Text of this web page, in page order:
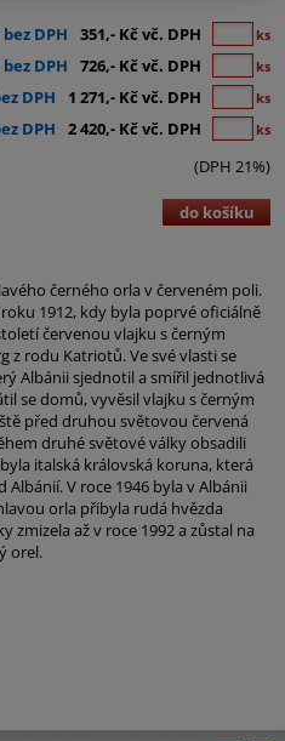
DPH 351,- Kč vč. DPH ks
DPH 726,- Kč vč. DPH ks
DPH 1 271,- Kč vč. DPH ks
DPH 2 420,- Kč vč. DPH ks
(DPH 21%)
do košíku
černého orla v červeném poli.
1912, kdy byla poprvé oficiálně
červenou vlajku s černým
z rodu Katriotů. Ve své vlasti se
Albánii sjednotil a smířil jednotlivá
se domů, vyvěsil vlajku s černým
před druhou světovou červená
druhé světové války obsadili
italská královská koruna, která
V roce 1946 byla v Albánii
orla přibyla rudá hvězda
zmizela až v roce 1992 a zůstal na
orel.